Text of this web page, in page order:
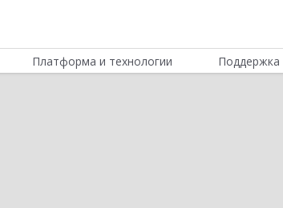
Платформа и технологии Поддержка